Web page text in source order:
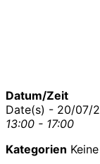
Datum/Zeit
Date(s) - 20/07/
13:00 - 17:00
Kategorien